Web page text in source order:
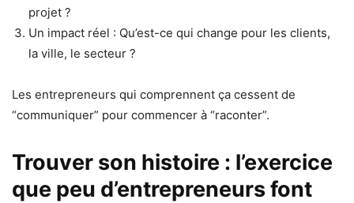
projet ?
Un impact réel : Qu’est-ce qui change pour les clients,
la ville, le secteur ?
Les entrepreneurs qui comprennent ça cessent de
“communiquer” pour commencer à “raconter”.
Trouver son histoire : l’exercice
que peu d’entrepreneurs font